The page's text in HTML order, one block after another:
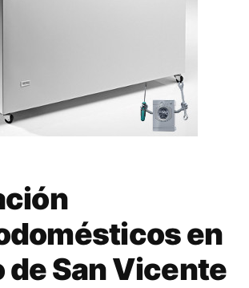
en
de San Vicente